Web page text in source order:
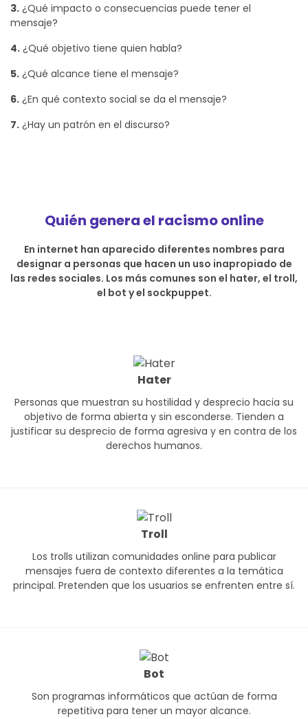
3. ¿Qué impacto o consecuencias puede tener el
mensaje?
4. ¿Qué objetivo tiene quien habla?
5. ¿Qué alcance tiene el mensaje?
6. ¿En qué contexto social se da el mensaje?
7. ¿Hay un patrón en el discurso?
Quién genera el racismo online
En internet han aparecido diferentes nombres para
designar a personas que hacen un uso inapropiado de
las redes sociales. Los más comunes son el hater, el troll,
el bot y el sockpuppet.
Hater
Personas que muestran su hostilidad y desprecio hacia su
objetivo de forma abierta y sin esconderse. Tienden a
justificar su desprecio de forma agresiva y en contra de los
derechos humanos.
Troll
Los trolls utilizan comunidades online para publicar
mensajes fuera de contexto diferentes a la temática
principal. Pretenden que los usuarios se enfrenten entre sí.
Bot
Son programas informáticos que actúan de forma
repetitiva para tener un mayor alcance.